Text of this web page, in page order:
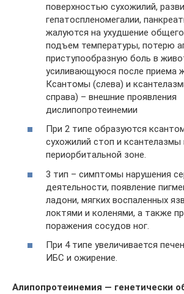
поверхностью сухожилий,
гепатоспленомегалии,
жалуются на ухудшение
подъем температуры, потерю
приступообразную боль в
усиливающуюся после приема
Ксантомы (слева) и
справа) – внешние проявления
дислипопротеинемии
При 2 типе образуются
сухожилий стоп и ксантелазмы
периорбитальной зоне.
3 тип – симптомы нарушения
деятельности, появление
ладони, мягких воспаленных
локтями и коленями, а также
поражения сосудов ног.
При 4 типе увеличивается
ИБС и ожирение.
Алипопротеинемия — генетически